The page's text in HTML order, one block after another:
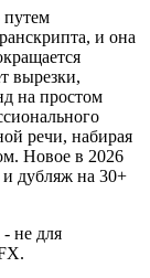
путем
и она
вырезки,
на простом
речи, набирая
Новое в 2026
и дубляж на 30+
- не для